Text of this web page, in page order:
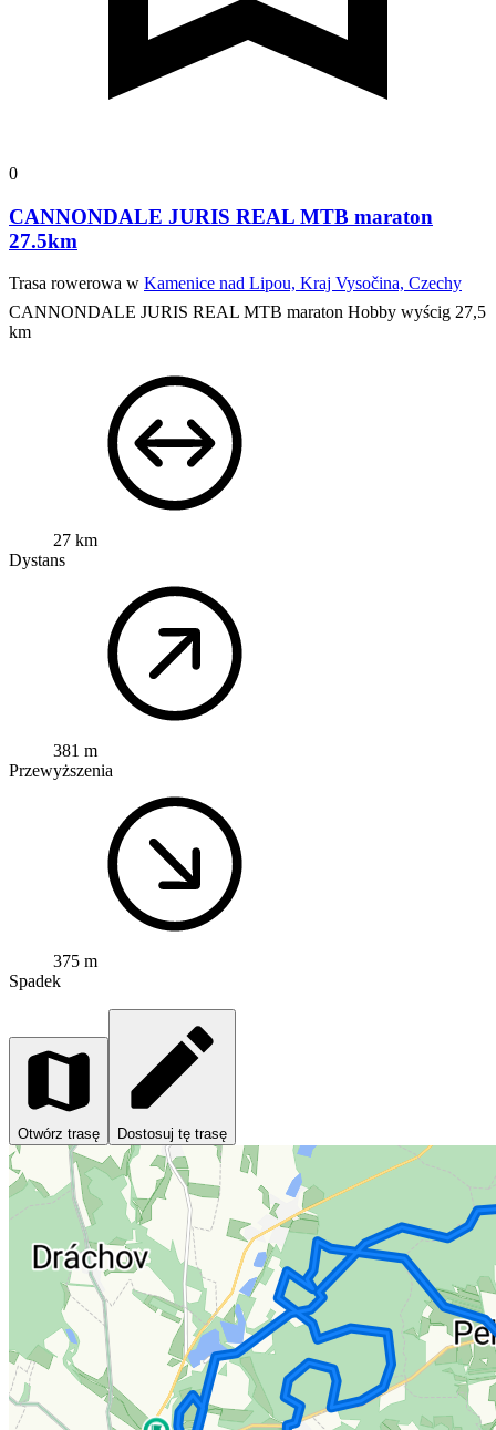
0
CANNONDALE JURIS REAL MTB maraton
27.5km
Trasa rowerowa w Kamenice nad Lipou, Kraj Vysočina, Czechy
CANNONDALE JURIS REAL MTB maraton Hobby wyścig 27,5
km
27 km
Dystans
381 m
Przewyższenia
375 m
Spadek
Otwórz trasę Dostosuj tę trasę